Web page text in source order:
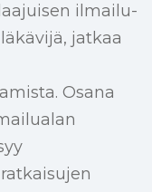
ilmailu-
jatkaa
Osana